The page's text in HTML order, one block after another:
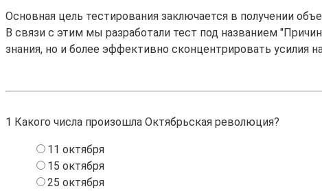
Основная цель тестирования заключается в получении
В связи с этим мы разработали тест под названием
знания, но и более эффективно сконцентрировать усилия
1 Какого числа произошла Октябрьская революция?
11 октября
15 октября
25 октября